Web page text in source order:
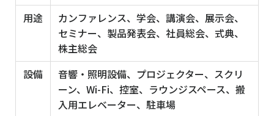
用途
カンファレンス、学会、講演会、展示会、
セミナー、製品発表会、社員総会、式典、
株主総会
設備
音響・照明設備、プロジェクター、スクリ
ーン、Wi-Fi、控室、ラウンジスペース、搬
入用エレベーター、駐車場